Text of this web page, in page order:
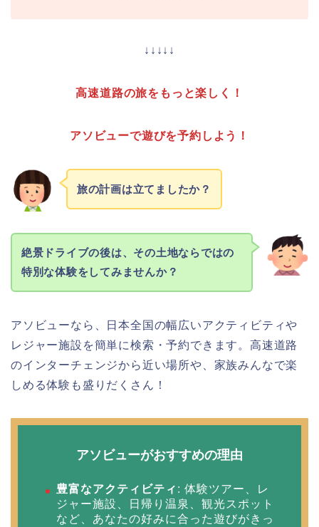
↓↓↓↓↓
高速道路の旅をもっと楽しく！
アソビューで遊びを予約しよう！
旅の計画は立てましたか？
絶景ドライブの後は、その土地ならではの
特別な体験をしてみませんか？
アソビューなら、日本全国の幅広いアクティビティや
レジャー施設を簡単に検索・予約できます。高速道路
のインターチェンジから近い場所や、家族みんなで楽
しめる体験も盛りだくさん！
アソビューがおすすめの理由
豊富なアクティビティ : 体験ツアー、レ
ジャー施設、日帰り温泉、観光スポット
など、あなたの好みに合った遊びがきっ